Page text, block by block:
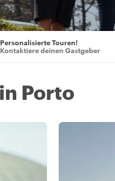
Personalisierte Touren!
Kontaktiere deinen Gastgeber
Porto